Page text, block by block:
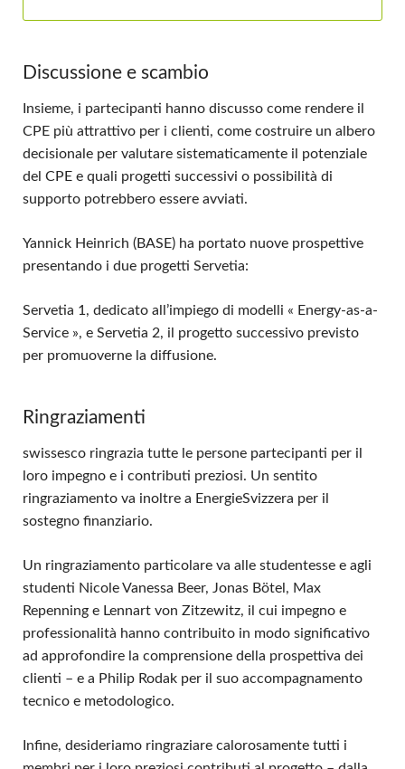
Discussione e scambio
Insieme, i partecipanti hanno discusso come rendere il
CPE più attrattivo per i clienti, come costruire un albero
decisionale per valutare sistematicamente il potenziale
del CPE e quali progetti successivi o possibilità di
supporto potrebbero essere avviati.
Yannick Heinrich (BASE) ha portato nuove prospettive
presentando i due progetti Servetia:
Servetia 1, dedicato all’impiego di modelli « Energy-as-a-
Service », e Servetia 2, il progetto successivo previsto
per promuoverne la diffusione.
Ringraziamenti
swissesco ringrazia tutte le persone partecipanti per il
loro impegno e i contributi preziosi. Un sentito
ringraziamento va inoltre a EnergieSvizzera per il
sostegno finanziario.
Un ringraziamento particolare va alle studentesse e agli
studenti Nicole Vanessa Beer, Jonas Bötel, Max
Repenning e Lennart von Zitzewitz, il cui impegno e
professionalità hanno contribuito in modo significativo
ad approfondire la comprensione della prospettiva dei
clienti – e a Philip Rodak per il suo accompagnamento
tecnico e metodologico.
Infine, desideriamo ringraziare calorosamente tutti i